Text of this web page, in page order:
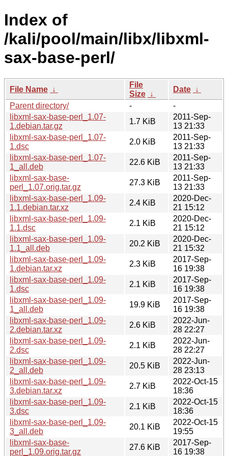
Index of
/kali/pool/main/libx/libxml-
sax-base-perl/
File Name ↓
File
Size ↓
Date ↓
Parent directory/
-
-
libxml-sax-base-perl_1.07-
1.debian.tar.gz
1.7 KiB
2011-Sep-
13 21:33
libxml-sax-base-perl_1.07-
1.dsc
2.0 KiB
2011-Sep-
13 21:33
libxml-sax-base-perl_1.07-
1_all.deb
22.6 KiB
2011-Sep-
13 21:33
libxml-sax-base-
perl_1.07.orig.tar.gz
27.3 KiB
2011-Sep-
13 21:33
libxml-sax-base-perl_1.09-
1.1.debian.tar.xz
2.4 KiB
2020-Dec-
21 15:12
libxml-sax-base-perl_1.09-
1.1.dsc
2.1 KiB
2020-Dec-
21 15:12
libxml-sax-base-perl_1.09-
1.1_all.deb
20.2 KiB
2020-Dec-
21 15:32
libxml-sax-base-perl_1.09-
1.debian.tar.xz
2.3 KiB
2017-Sep-
16 19:38
libxml-sax-base-perl_1.09-
1.dsc
2.1 KiB
2017-Sep-
16 19:38
libxml-sax-base-perl_1.09-
1_all.deb
19.9 KiB
2017-Sep-
16 19:38
libxml-sax-base-perl_1.09-
2.debian.tar.xz
2.6 KiB
2022-Jun-
28 22:27
libxml-sax-base-perl_1.09-
2.dsc
2.1 KiB
2022-Jun-
28 22:27
libxml-sax-base-perl_1.09-
2_all.deb
20.5 KiB
2022-Jun-
28 23:13
libxml-sax-base-perl_1.09-
3.debian.tar.xz
2.7 KiB
2022-Oct-15
18:36
libxml-sax-base-perl_1.09-
3.dsc
2.1 KiB
2022-Oct-15
18:36
libxml-sax-base-perl_1.09-
3_all.deb
20.1 KiB
2022-Oct-15
19:55
libxml-sax-base-
perl_1.09.orig.tar.gz
27.6 KiB
2017-Sep-
16 19:38